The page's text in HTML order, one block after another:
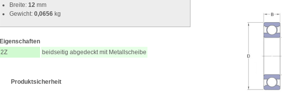
Breite: 12 mm
Gewicht: 0,0656 kg
Eigenschaften
2Z
beidseitig abgedeckt mit Metallscheibe
Produktsicherheit